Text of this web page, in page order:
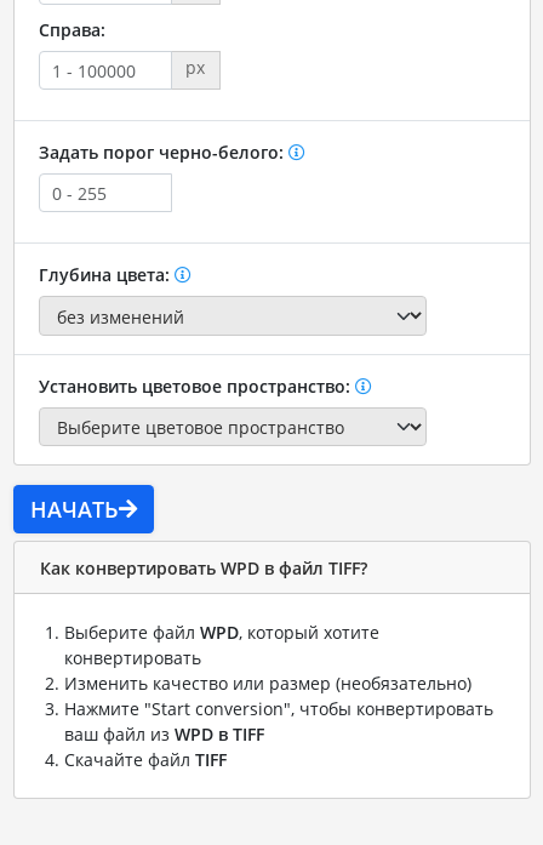
Справа:
px
Задать порог черно-белого:
Глубина цвета:
Установить цветовое пространство:
НАЧАТЬ
Как конвертировать WPD в файл TIFF?
Выберите файл WPD, который хотите
конвертировать
Изменить качество или размер (необязательно)
Нажмите "Start conversion", чтобы конвертировать
ваш файл из WPD в TIFF
Скачайте файл TIFF